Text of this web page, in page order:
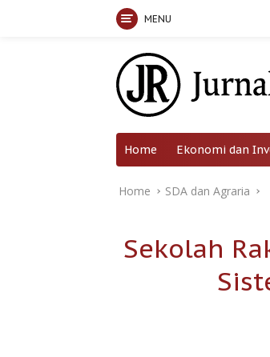
MENU
Home Ekonomi dan
Home SDA dan Agraria
Sekolah